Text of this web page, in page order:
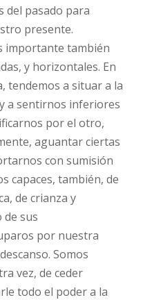
del pasado para
presente.
importante también
y horizontales. En
tendemos a situar a la
a sentirnos inferiores
por el otro,
aguantar ciertas
con sumisión
capaces, también, de
de crianza y
sus
por nuestra
Somos
vez, de ceder
todo el poder a la